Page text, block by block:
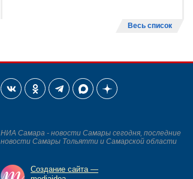
Весь список
НИА Самара - новости Самары сегодня, последние
новости Самары Тольятти и Самарской области
Создание сайта —